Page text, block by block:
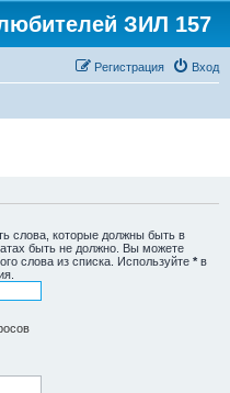
ЗИЛ 157
Вход
Регистрация
слова, которые должны быть в
быть не должно. Вы можете
слова из списка. Используйте * в